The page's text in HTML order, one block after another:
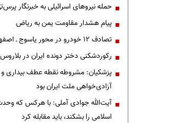
حمله نیروهای اسرائیلی به خبرنگار
پیام هشدار مقاومت یمن به ریاض
تصادف ۱۲ خودرو در محور یاسوج ـ اصفهان
رکوردشکنی دختر دونده ایران در بلاروس
پزشکیان: مشروطه نقطه عطف بیداری و
آزادی‌خواهی ملت ایران بود
آیت‌الله جوادی آملی: با هرکس که
اسلامی را بشکند، باید مقابله کرد